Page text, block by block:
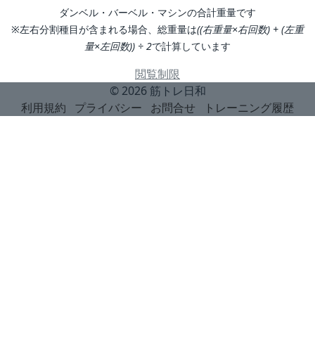
ダンベル・バーベル・マシンの合計重量です
※左右分割種目が含まれる場合、総重量は((右重量×右回数) + (左重
量×左回数)) ÷ 2で計算しています
閲覧制限
© 2026 筋トレ日和
利用規約
プライバシー お問合せ トレーニング履歴